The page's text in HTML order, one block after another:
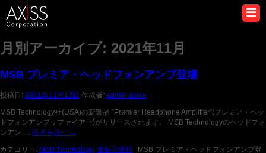
月別アーカイブ: 2021年11月
MSB プレミア・ヘッドフォンアンプ登場
投稿日: 2021年11月12日 作成者: admin-axiss
MSB Technology社(USA)の新製品 ”Premier Headphone Amplifier”(プレミア・ヘッ
ドフォンアンプリファイアー)がリリースされます。 MSB Technologyのヘッドフォ
ンアン … 続きを読む →
カテゴリー: MSB Technology, 新製品情報
MSB プレミア・ヘッドフォンアンプ登